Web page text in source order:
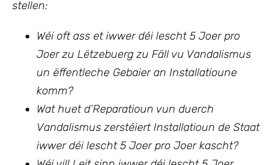
stellen:
Wéi oft ass et iwwer déi lescht 5 Joer pro
Joer zu Lëtzebuerg zu Fäll vu Vandalismus
un ëffentleche Gebaier an Installatioune
komm?
Wat huet d’Reparatioun vun duerch
Vandalismus zerstéiert Installatioun de Staat
iwwer déi lescht 5 Joer pro Joer kascht?